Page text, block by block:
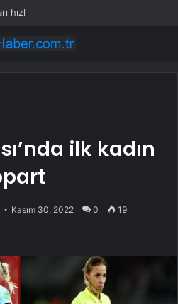
ilk kadın
Kasım 30, 2022 0 19